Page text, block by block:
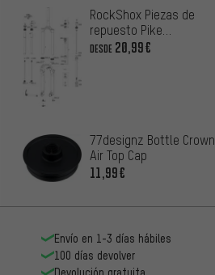
RockShox Piezas de
repuesto Pike
RCT3/RCT/RC (B1-B2 /
DESDE 20,99€
77designz Bottle Crown
Air Top Cap
11,99€
Envío en 1-3 días hábiles
100 días devolver
Devolución gratuita